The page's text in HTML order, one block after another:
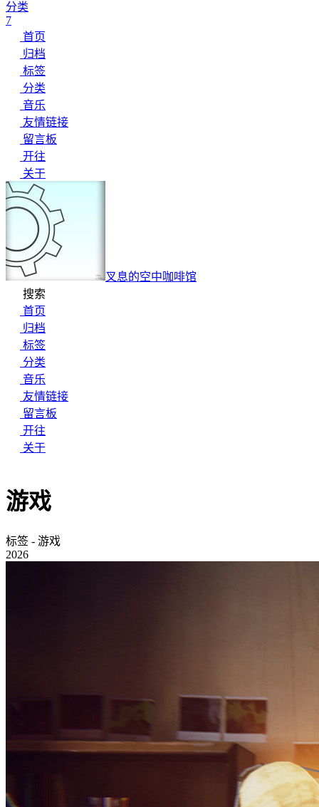
分类
7
首页
归档
标签
分类
音乐
友情链接
留言板
开往
关于
叉息的空中咖啡馆
搜索
首页
归档
标签
分类
音乐
友情链接
留言板
开往
关于
游戏
标签 - 游戏
2026